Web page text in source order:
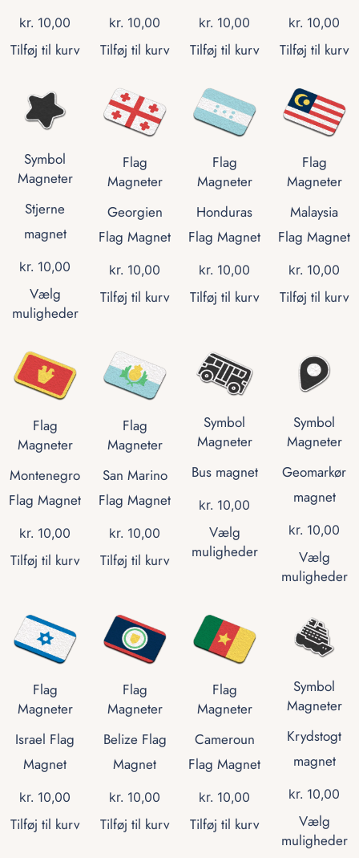
kr. 10,00
Tilføj til kurv
kr. 10,00
Tilføj til kurv
kr. 10,00
Tilføj til kurv
kr. 10,00
Tilføj til kurv
Symbol
Magneter
Stjerne
magnet
kr. 10,00
Vælg
muligheder
Flag
Magneter
Georgien
Flag Magnet
kr. 10,00
Tilføj til kurv
Flag
Magneter
Honduras
Flag Magnet
kr. 10,00
Tilføj til kurv
Flag
Magneter
Malaysia
Flag Magnet
kr. 10,00
Tilføj til kurv
Flag
Magneter
Montenegro
Flag Magnet
kr. 10,00
Tilføj til kurv
Flag
Magneter
San Marino
Flag Magnet
kr. 10,00
Tilføj til kurv
Symbol
Magneter
Bus magnet
kr. 10,00
Vælg
muligheder
Symbol
Magneter
Geomarkør
magnet
kr. 10,00
Vælg
muligheder
Flag
Magneter
Israel Flag
Magnet
kr. 10,00
Tilføj til kurv
Flag
Magneter
Belize Flag
Magnet
kr. 10,00
Tilføj til kurv
Flag
Magneter
Cameroun
Flag Magnet
kr. 10,00
Tilføj til kurv
Symbol
Magneter
Krydstogt
magnet
kr. 10,00
Vælg
muligheder